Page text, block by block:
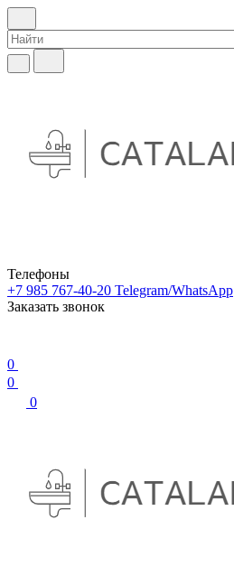
Телефоны
+7 985 767-40-20 Telegram/WhatsApp
Заказать звонок
0
0
0